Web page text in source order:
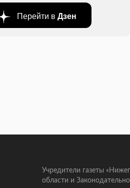
Перейти в Дзен
Учредители газеты
области и